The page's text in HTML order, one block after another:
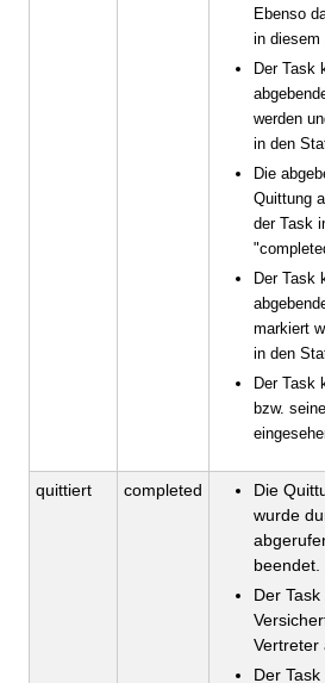
Ebenso
in diesem
Der Task
werden
in den
Die
Quittung
der Task
Der Task
markiert
in den
Der Task
bzw.
quittiert completed
Die
wurde
beendet.
Der
Vertreter
Der